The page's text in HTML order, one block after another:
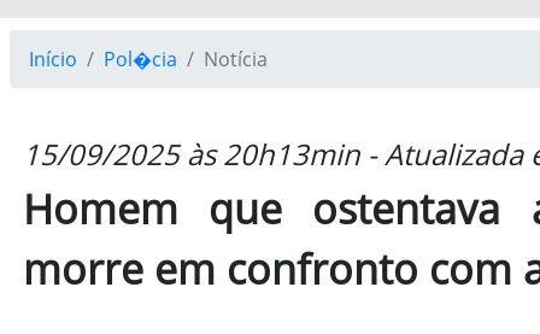
Início Pol�cia Notícia
15/09/2025 às 20h13min -
Homem que ostentava
morre em confronto com